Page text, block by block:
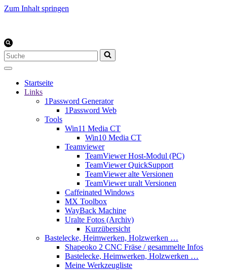
Zum Inhalt springen
Suchen
nach …
Startseite
Links
1Password Generator
1Password Web
Tools
Win11 Media CT
Win10 Media CT
Teamviewer
TeamViewer Host-Modul (PC)
TeamViewer QuickSupport
TeamViewer alte Versionen
TeamViewer uralt Versionen
Caffeinated Windows
MX Toolbox
WayBack Machine
Uralte Fotos (Archiv)
Kurzübersicht
Bastelecke, Heimwerken, Holzwerken …
Shapeoko 2 CNC Fräse / gesammelte Infos
Bastelecke, Heimwerken, Holzwerken …
Meine Werkzeugliste